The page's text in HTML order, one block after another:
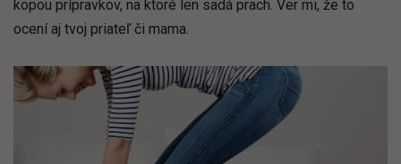
kopou prípravkov, na ktoré len sadá prach. Ver mi, že to
ocení aj tvoj priateľ či mama.